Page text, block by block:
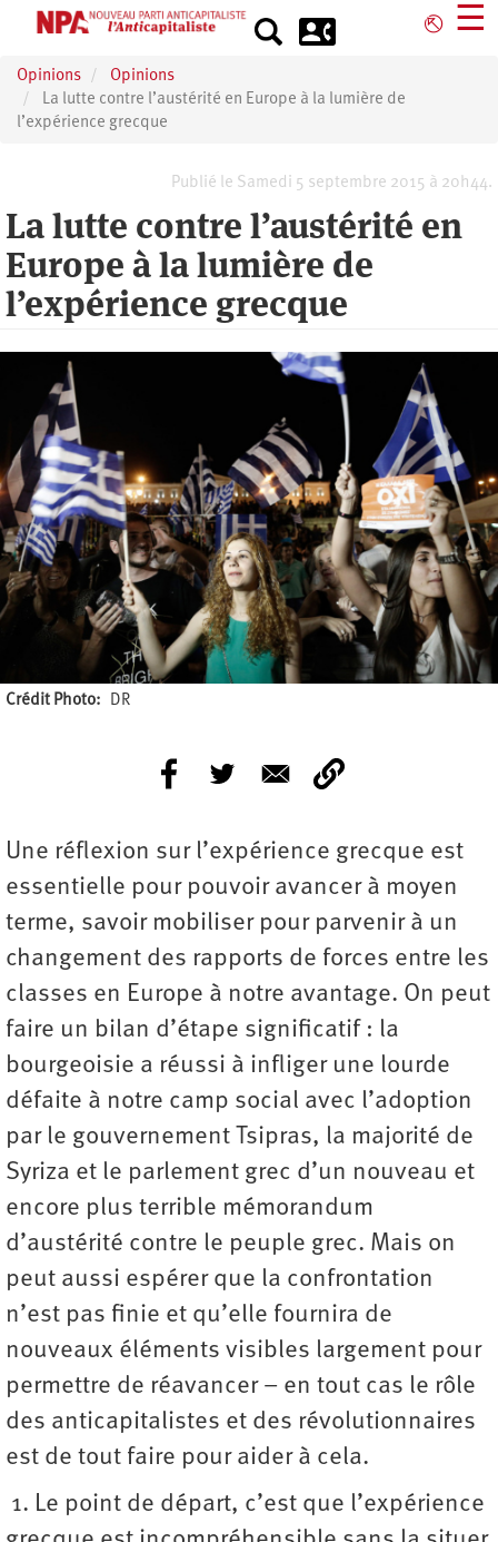
principal
⎋ ☰
Opinions
Opinions
La lutte contre l’austérité en Europe à la lumière de
l’expérience grecque
Publié le Samedi 5 septembre 2015 à 20h44.
La lutte contre l’austérité en
Europe à la lumière de
l’expérience grecque
Crédit Photo DR
Une réflexion sur l’expérience grecque est
essentielle pour pouvoir avancer à moyen
terme, savoir mobiliser pour parvenir à un
changement des rapports de forces entre les
classes en Europe à notre avantage. On peut
faire un bilan d’étape significatif : la
bourgeoisie a réussi à infliger une lourde
défaite à notre camp social avec l’adoption
par le gouvernement Tsipras, la majorité de
Syriza et le parlement grec d’un nouveau et
encore plus terrible mémorandum
d’austérité contre le peuple grec. Mais on
peut aussi espérer que la confrontation
n’est pas finie et qu’elle fournira de
nouveaux éléments visibles largement pour
permettre de réavancer – en tout cas le rôle
des anticapitalistes et des révolutionnaires
est de tout faire pour aider à cela.
1. Le point de départ, c’est que l’expérience